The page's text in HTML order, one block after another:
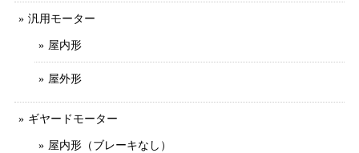
汎用モーター
屋内形
屋外形
ギヤードモーター
屋内形（ブレーキなし）